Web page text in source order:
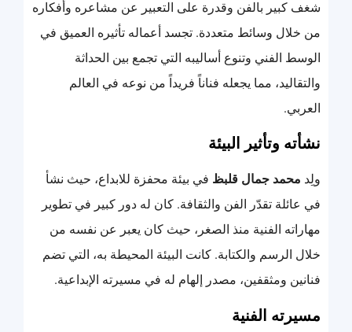
شغف كبير بالفن وقدرة على التعبير عن مشاعره وأفكاره
من خلال وسائط متعددة. تجسد أعماله تأثيره العميق في
الوسط الفني وتنوع أساليبه التي تجمع بين الحداثة
والتقاليد، مما يجعله فناناً فريداً من نوعه في العالم
العربي.
نشأته وتأثير البيئة
ولِد محمد جمال قلبظ في بيئة محفزة للابداع، حيث نشأ
في عائلة تقدّر الفن والثقافة. كان له دور كبير في تطوير
مهاراته الفنية منذ الصغر، حيث كان يعبر عن نفسه من
خلال الرسم والكتابة. كانت البيئة المحيطة به، التي تضم
فنانين ومثقفين، مصدر إلهام له في مسيرته الإبداعية.
مسيرته الفنية